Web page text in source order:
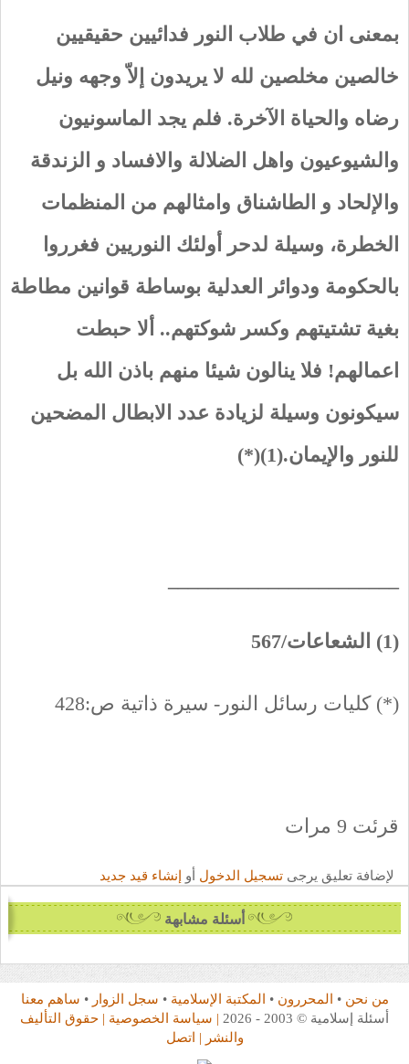
بمعنى ان في طلاب النور فدائيين حقيقيين
خالصين مخلصين لله لا يريدون إلاّ وجهه ونيل
رضاه والحياة الآخرة. فلم يجد الماسونيون
والشيوعيون واهل الضلالة والافساد و الزندقة
والإلحاد و الطاشناق وامثالهم من المنظمات
الخطرة، وسيلة لدحر أولئك النوريين فغرروا
بالحكومة ودوائر العدلية بوساطة قوانين مطاطة
بغية تشتيتهم وكسر شوكتهم.. ألا حبطت
اعمالهم! فلا ينالون شيئا منهم باذن الله بل
سيكونون وسيلة لزيادة عدد الابطال المضحين
للنور والإيمان.(1)(*)
(1) الشعاعات/567
(*) كليات رسائل النور- سيرة ذاتية ص:428
قرئت 9 مرات
لإضافة تعليق يرجى تسجيل الدخول أو إنشاء قيد جديد
أسئلة مشابهة
من نحن • المحررون • المكتبة الإسلامية • سجل الزوار • ساهم معنا
أسئلة إسلامية © 2003 - 2026
| سياسة الخصوصية | حقوق التأليف
والنشر | اتصل